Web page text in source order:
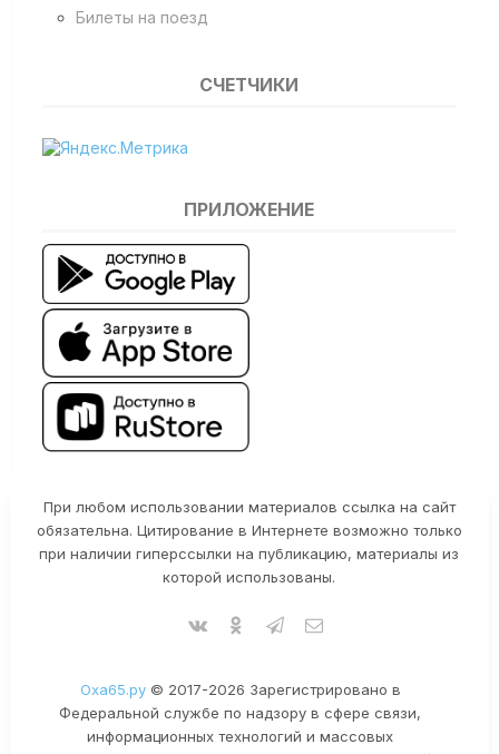
Билеты на поезд
СЧЕТЧИКИ
ПРИЛОЖЕНИЕ
При любом использовании материалов ссылка на сайт
обязательна. Цитирование в Интернете возможно только
при наличии гиперссылки на публикацию, материалы из
которой использованы.
Оха65.ру© 2017-2026 Зарегистрировано в
Федеральной службе по надзору в сфере связи,
информационных технологий и массовых